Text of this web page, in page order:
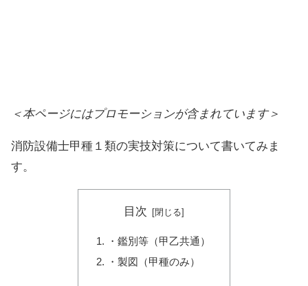
＜本ページにはプロモーションが含まれています＞
消防設備士甲種１類の実技対策について書いてみま
す。
目次
・鑑別等（甲乙共通）
・製図（甲種のみ）